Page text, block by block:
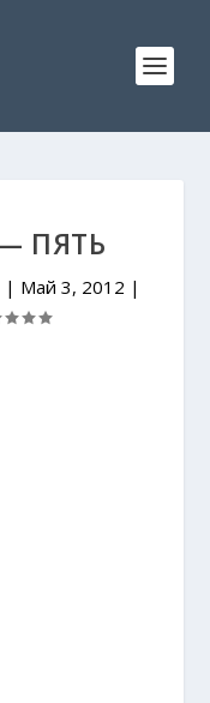
ПЯТЬ
| Май 3, 2012 |